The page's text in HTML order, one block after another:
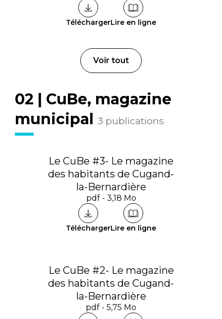
TéléchargerLire en ligne
Voir tout
02 | CuBe, magazine
municipal 3 publications
Le CuBe #3- Le magazine
des habitants de Cugand-
la-Bernardière
pdf - 3,18 Mo
TéléchargerLire en ligne
Le CuBe #2- Le magazine
des habitants de Cugand-
la-Bernardière
pdf - 5,75 Mo